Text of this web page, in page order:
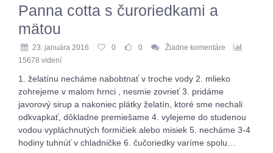
Panna cotta s čuroriedkami a
mätou
23. januára 2016 0 0
Žiadne komentáre
15678 videní
1. želatínu necháme nabobtnať v troche vody 2. mlieko
zohrejeme v malom hrnci , nesmie zovrieť 3. pridáme
javorový sirup a nakoniec plátky želatín, ktoré sme nechali
odkvapkať, dôkladne premiešame 4. vylejeme do studenou
vodou vypláchnutých formičiek alebo misiek 5. necháme 3-4
hodiny tuhnúť v chladničke 6. čučoriedky varíme spolu…